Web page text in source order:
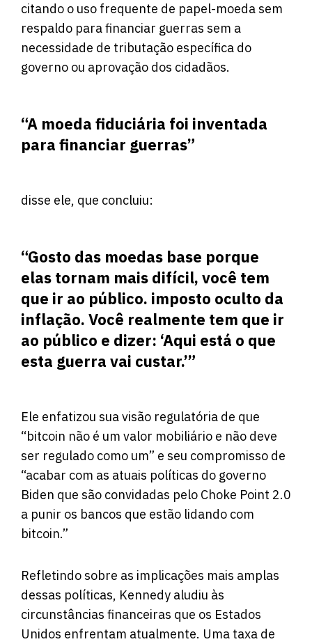
citando o uso frequente de papel-moeda sem
respaldo para financiar guerras sem a
necessidade de tributação específica do
governo ou aprovação dos cidadãos.
“A moeda fiduciária foi inventada
para financiar guerras”
disse ele, que concluiu:
“Gosto das moedas base porque
elas tornam mais difícil, você tem
que ir ao público. imposto oculto da
inflação. Você realmente tem que ir
ao público e dizer: ‘Aqui está o que
esta guerra vai custar.’”
Ele enfatizou sua visão regulatória de que
“bitcoin não é um valor mobiliário e não deve
ser regulado como um” e seu compromisso de
“acabar com as atuais políticas do governo
Biden que são convidadas pelo Choke Point 2.0
a punir os bancos que estão lidando com
bitcoin.”
Refletindo sobre as implicações mais amplas
dessas políticas, Kennedy aludiu às
circunstâncias financeiras que os Estados
Unidos enfrentam atualmente. Uma taxa de